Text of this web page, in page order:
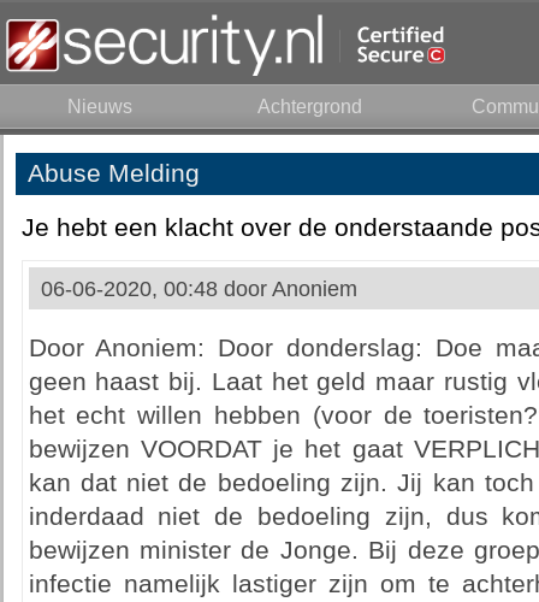
Nieuws Achtergrond
Abuse Melding
Je hebt een klacht over de onderstaande
06-06-2020, 00:48 door Anoniem
Door Anoniem: Door donderslag: Doe
geen haast bij. Laat het geld maar rustig
het echt willen hebben (voor de
bewijzen VOORDAT je het gaat
kan dat niet de bedoeling zijn. Jij kan
inderdaad niet de bedoeling zijn, dus
bewijzen minister de Jonge. Bij deze
infectie namelijk lastiger zijn om te